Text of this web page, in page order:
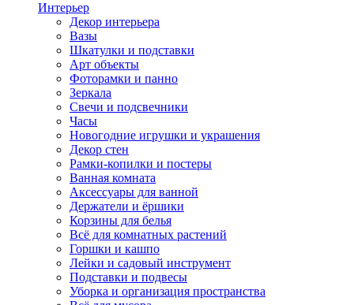
Интерьер
Декор интерьера
Вазы
Шкатулки и подставки
Арт объекты
Фоторамки и панно
Зеркала
Свечи и подсвечники
Часы
Новогодние игрушки и украшения
Декор стен
Рамки-копилки и постеры
Ванная комната
Аксессуары для ванной
Держатели и ёршики
Корзины для белья
Всё для комнатных растений
Горшки и кашпо
Лейки и садовый инструмент
Подставки и подвесы
Уборка и организация пространства